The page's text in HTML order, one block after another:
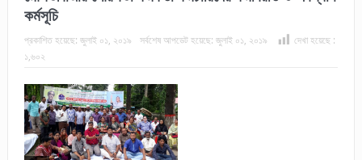
কর্মসূচি
প্রকাশিত হয়েছে: জুলাই ০১, ২০১৯ সর্বশেষ আপডেট হয়েছে: জুলাই ০১, ২০১৯
দেখা হয়েছে :
১,৬০২